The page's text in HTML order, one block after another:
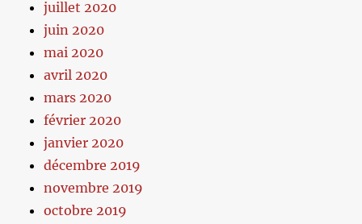
juillet 2020
juin 2020
mai 2020
avril 2020
mars 2020
février 2020
janvier 2020
décembre 2019
novembre 2019
octobre 2019